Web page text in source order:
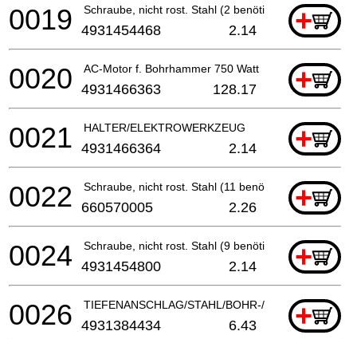
Schraube, nicht rost. Stahl (2 benötigt) +
0019 4931454468 2.14
AC-Motor f. Bohrhammer 750 Watt +
0020 4931466363 128.17
HALTER/ELEKTROWERKZEUG +
0021 4931466364 2.14
Schraube, nicht rost. Stahl (11 benötigt) +
0022 660570005 2.26
Schraube, nicht rost. Stahl (9 benötigt) +
0024 4931454800 2.14
TIEFENANSCHLAG/STAHL/BOHR-/KOMBIHAMMER
+
0026 4931384434 6.43